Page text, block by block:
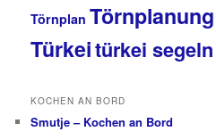
Törnplan Törnplanung
Türkeitürkei segeln
KOCHEN AN BORD
Smutje – Kochen an Bord